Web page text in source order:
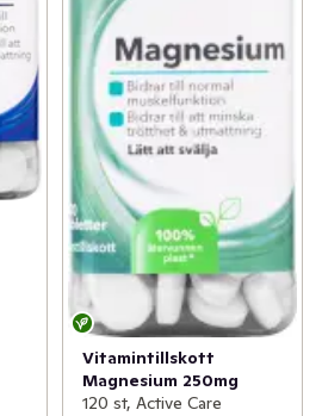
Vitamintillskott
Magnesium 250mg
120 st, Active Care